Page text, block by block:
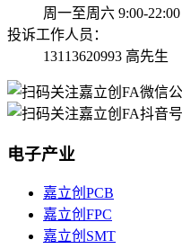
周一至周六 9:00-22:00
投诉工作人员：
13113620993 高先生
电子产业
嘉立创PCB
嘉立创FPC
嘉立创SMT